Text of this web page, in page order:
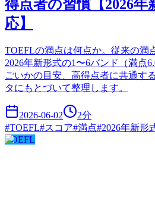
得点者の習慣【2026年
応】
TOEFLの満点は何点か。従来の満
2026年新形式の1〜6バンド（満点
ごいかの目安、高得点者に共通す
タにもとづいて整理します。
2026-06-02 2分
#TOEFL#スコア#満点#2026年新形
TOEFL